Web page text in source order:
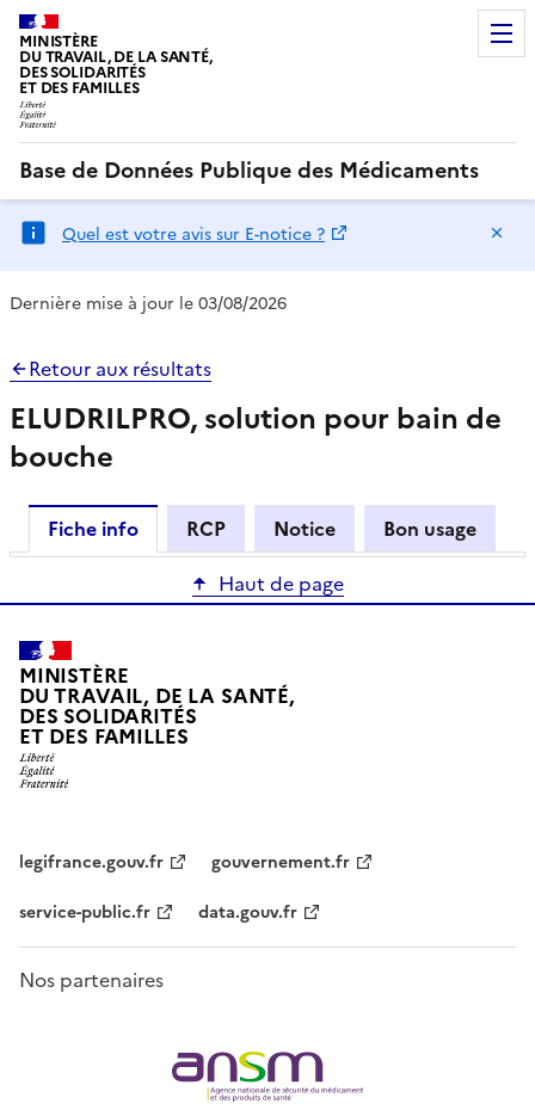
MINISTÈRE
DU TRAVAIL, DE LA SANTÉ,
DES SOLIDARITÉS
ET DES FAMILLES
Base de Données Publique des Médicaments
Quel est votre avis sur E-notice ?
Dernière mise à jour le 03/08/2026
Retour aux résultats
ELUDRILPRO, solution pour bain de
bouche
Fiche info RCP Notice
Bon usage
Haut de page
MINISTÈRE
DU TRAVAIL, DE LA SANTÉ,
DES SOLIDARITÉS
ET DES FAMILLES
legifrance.gouv.fr
gouvernement.fr
service-public.fr
data.gouv.fr
Nos partenaires